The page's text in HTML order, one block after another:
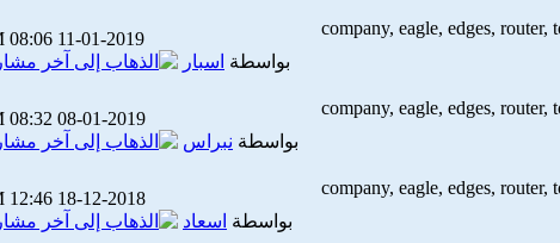
11-01-2019
08:06 AM
بواسطة اسبار
08-01-2019
08:32 AM
بواسطة نبراس
18-12-2018
12:46 AM
بواسطة اسعاد